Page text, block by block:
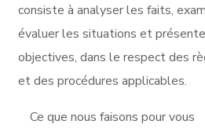
consiste à analyser les faits,
évaluer les situations et
objectives, dans le respect des
et des procédures applicables.
Ce que nous faisons pour vous